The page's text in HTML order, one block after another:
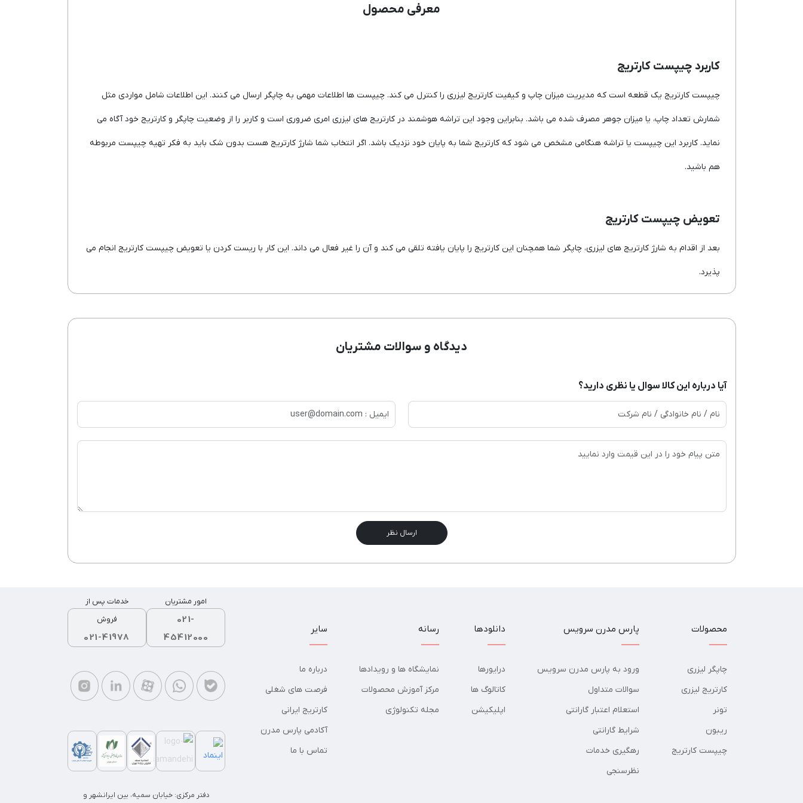
معرفی محصول
کاربرد چیپست کارتریج
چیپست کارتریج یک قطعه است که مدیریت میزان چاپ و کیفیت کارتریج لیزری را کنترل می کند. چیپست ها اطلاعات مهمی به چاپگر ارسال می کنند. این اطلاعات شامل مواردی مثل
شمارش تعداد چاپ، یا میزان جوهر مصرف شده می باشد. بنابراین وجود این تراشه هوشمند در کارتریج های لیزری امری ضروری است و کاربر را از وضعیت چاپگر و کارتریج خود آگاه می
نماید. کاربرد این چیپست یا تراشه هنگامی مشخص می شود که کارتریج شما به پایان خود نزدیک باشد. اگر انتخاب شما شارژ کارتریج هست بدون شک باید به فکر تهیه چیپست مربوطه
هم باشید.
تعویض چیپست کارتریج
بعد از اقدام به شارژ کارتریج های لیزری، چاپگر شما همچنان این کارتریج را پایان یافته تلقی می کند و آن را غیر فعال می داند. این کار با ریست کردن یا تعویض چیپست کارتریج انجام می
پذیرد.
دیدگاه و سوالات مشتریان
آیا درباره این کالا سوال یا نظری دارید؟
ارسال نظر
محصولات
چاپگر لیزری
کارتریج لیزری
تونر
ریبون
چیپست کارتریج
پارس مدرن سرویس
ورود به پارس مدرن سرویس
سوالات متداول
استعلام اعتبار گارانتی
شرایط گارانتی
رهگیری خدمات
نظرسنجی
دانلودها
درایورها
کاتالوگ ها
اپلیکیشن
رسانه
نمایشگاه ها و رویدادها
مرکز آموزش محصولات
مجله تکنولوژی
سایر
درباره ما
فرصت های شغلی
کارتریج ایرانی
آکادمی پارس مدرن
تماس با ما
021-
45412000
امور مشتریان
021-41978
خدمات پس از
فروش
دفتر مرکزی: خیابان سمیه، بین ایرانشهر و